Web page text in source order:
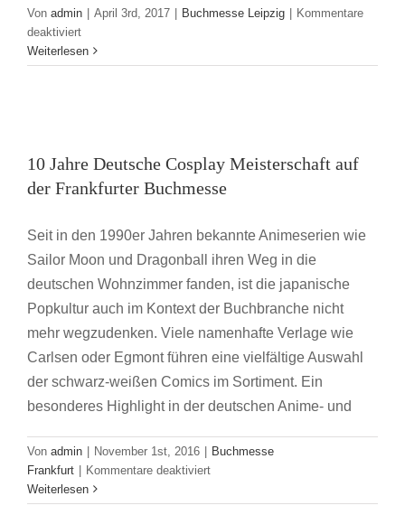
Von admin | April 3rd, 2017 | Buchmesse Leipzig | Kommentare
deaktiviertfür
Leipziger
Lesekompass
Siegertitel
2017
Weiterlesen
Buchmesse Frankfurt
10 Jahre Deutsche Cosplay Meisterschaft auf
der Frankfurter Buchmesse
Seit in den 1990er Jahren bekannte Animeserien wie
Sailor Moon und Dragonball ihren Weg in die
deutschen Wohnzimmer fanden, ist die japanische
Popkultur auch im Kontext der Buchbranche nicht
mehr wegzudenken. Viele namenhafte Verlage wie
Carlsen oder Egmont führen eine vielfältige Auswahl
der schwarz-weißen Comics im Sortiment. Ein
besonderes Highlight in der deutschen Anime- und
Von admin | November 1st, 2016 | Buchmesse
Frankfurt | Kommentare deaktiviertfür
Jahre
Weiterlesen